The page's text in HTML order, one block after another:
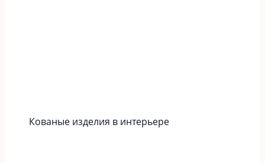
Кованые изделия в интерьере